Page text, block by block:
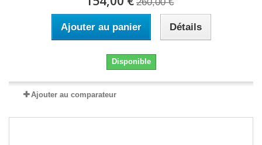
Ajouter au panier Détails
Disponible
Ajouter au comparateur